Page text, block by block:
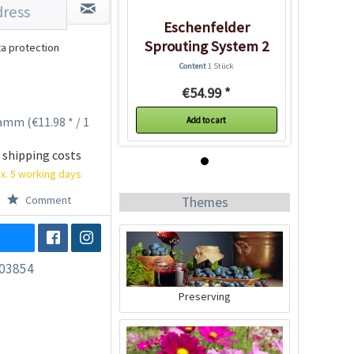
protection
(€11.98 * / 1
costs
5 working days
Comment
Eschenfelder
Sprouting System 2
Glasses
Content1 Stück
€54.99 *
Add to cart
Eschenfelder
Sprouting System 2
Themes
Preserving